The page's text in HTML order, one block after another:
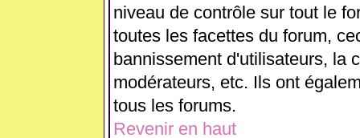
niveau de contrôle sur tout le
toutes les facettes du forum,
bannissement d'utilisateurs, la
modérateurs, etc. Ils ont
tous les forums.
Revenir en haut